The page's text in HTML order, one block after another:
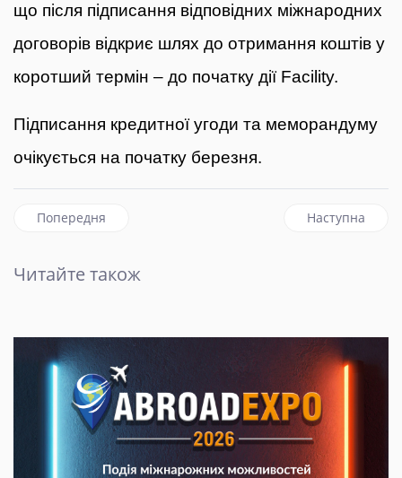
що після підписання відповідних міжнародних
договорів відкриє шлях до отримання коштів у
коротший термін – до початку дії Facility.
Підписання кредитної угоди та меморандуму
очікується на початку березня.
Попередня стаття: Україна та Нідерланди підписали
Попередня наступна
Наступна
Читайте також